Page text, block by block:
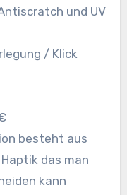
und UV
/ Klick
besteht aus
das man
kann